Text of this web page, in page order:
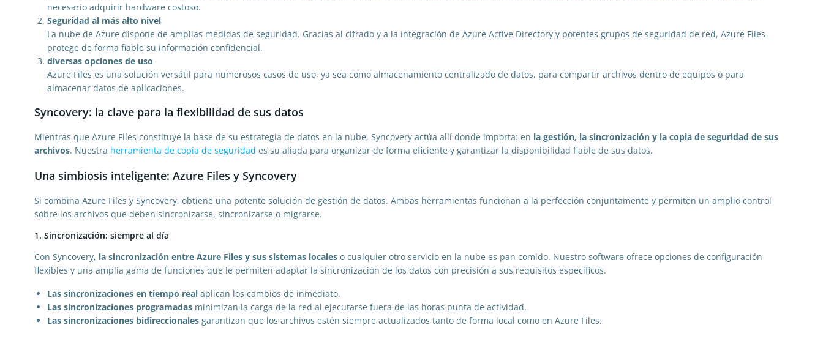
necesario adquirir hardware costoso.
Seguridad al más alto nivel
La nube de Azure dispone de amplias medidas de seguridad. Gracias al cifrado y a la integración de Azure Active Directory y potentes grupos de seguridad de red, Azure Files
protege de forma fiable su información confidencial.
diversas opciones de uso
Azure Files es una solución versátil para numerosos casos de uso, ya sea como almacenamiento centralizado de datos, para compartir archivos dentro de equipos o para
almacenar datos de aplicaciones.
Syncovery: la clave para la flexibilidad de sus datos
Mientras que Azure Files constituye la base de su estrategia de datos en la nube, Syncovery actúa allí donde importa: en la gestión, la sincronización y la copia de seguridad de sus
archivos. Nuestra herramienta de copia de seguridad es su aliada para organizar de forma eficiente y garantizar la disponibilidad fiable de sus datos.
Una simbiosis inteligente: Azure Files y Syncovery
Si combina Azure Files y Syncovery, obtiene una potente solución de gestión de datos. Ambas herramientas funcionan a la perfección conjuntamente y permiten un amplio control
sobre los archivos que deben sincronizarse, sincronizarse o migrarse.
1. Sincronización: siempre al día
Con Syncovery, la sincronización entre Azure Files y sus sistemas locales o cualquier otro servicio en la nube es pan comido. Nuestro software ofrece opciones de configuración
flexibles y una amplia gama de funciones que le permiten adaptar la sincronización de los datos con precisión a sus requisitos específicos.
Las sincronizaciones en tiempo real aplican los cambios de inmediato.
Las sincronizaciones programadas minimizan la carga de la red al ejecutarse fuera de las horas punta de actividad.
Las sincronizaciones bidireccionales garantizan que los archivos estén siempre actualizados tanto de forma local como en Azure Files.